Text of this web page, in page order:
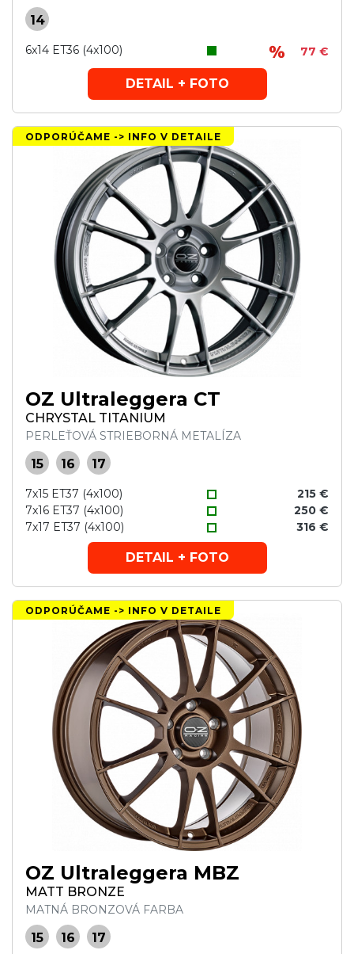
14
6x14 ET36 (4x100) 77 €
DETAIL + FOTO
ODPORÚČAME -> INFO V DETAILE
OZ Ultraleggera CT
CHRYSTAL TITANIUM
PERLEŤOVÁ STRIEBORNÁ METALÍZA
15 16 17
7x15 ET37 (4x100)
215 €
7x16 ET37 (4x100)
250 €
7x17 ET37 (4x100)
316 €
DETAIL + FOTO
ODPORÚČAME -> INFO V DETAILE
OZ Ultraleggera MBZ
MATT BRONZE
MATNÁ BRONZOVÁ FARBA
15 16 17